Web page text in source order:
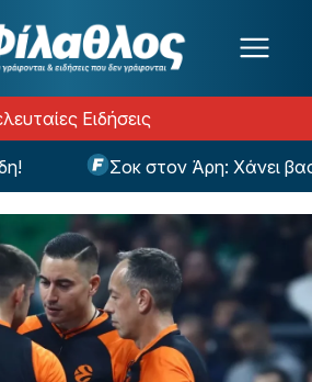
Ειδήσεις
Σοκ στον Άρη: Χάνει